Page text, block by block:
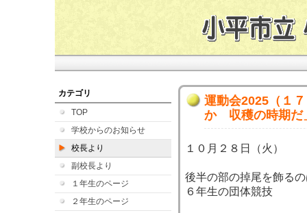
カテゴリ
TOP
学校からのお知らせ
校長より
副校長より
１年生のページ
２年生のページ
運動会2025（１
か 収穫の時期だ
１０月２８日（火）
後半の部の掉尾を飾る
６年生の団体競技